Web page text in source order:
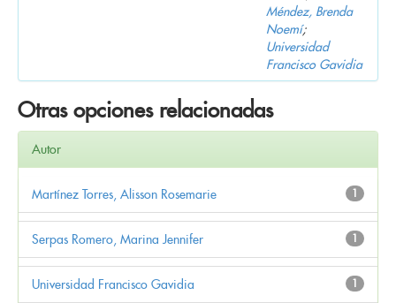
Méndez, Brenda
Noemí;
Universidad
Francisco Gavidia
Otras opciones relacionadas
Autor
1
Martínez Torres, Alisson Rosemarie
1
Serpas Romero, Marina Jennifer
1
Universidad Francisco Gavidia